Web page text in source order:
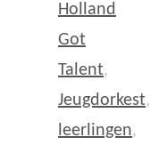
Holland
Got
Talent,
Jeugdorkest,
leerlingen,